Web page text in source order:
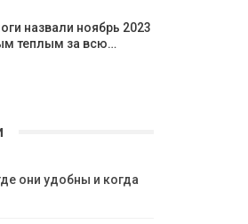
назвали ноябрь 2023
теплым за всю…
они удобны и когда